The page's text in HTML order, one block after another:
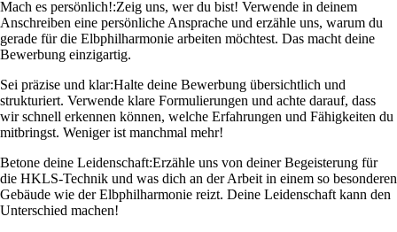
Mach es persönlich!:Zeig uns, wer du bist! Verwende in deinem
Anschreiben eine persönliche Ansprache und erzähle uns, warum du
gerade für die Elbphilharmonie arbeiten möchtest. Das macht deine
Bewerbung einzigartig.
Sei präzise und klar:Halte deine Bewerbung übersichtlich und
strukturiert. Verwende klare Formulierungen und achte darauf, dass
wir schnell erkennen können, welche Erfahrungen und Fähigkeiten du
mitbringst. Weniger ist manchmal mehr!
Betone deine Leidenschaft:Erzähle uns von deiner Begeisterung für
die HKLS-Technik und was dich an der Arbeit in einem so besonderen
Gebäude wie der Elbphilharmonie reizt. Deine Leidenschaft kann den
Unterschied machen!